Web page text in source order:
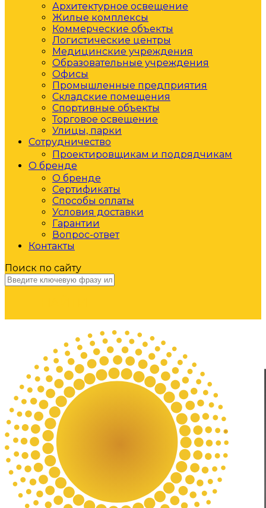
Архитектурное освещение
Жилые комплексы
Коммерческие объекты
Логистические центры
Медицинские учреждения
Образовательные учреждения
Офисы
Промышленные предприятия
Складские помещения
Спортивные объекты
Торговое освещение
Улицы, парки
Сотрудничество
Проектировщикам и подрядчикам
О бренде
О бренде
Сертификаты
Способы оплаты
Условия доставки
Гарантии
Вопрос-ответ
Контакты
Поиск по сайту